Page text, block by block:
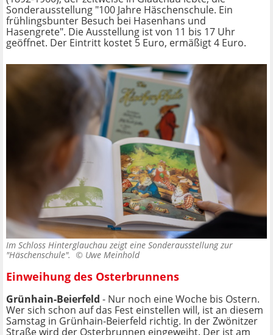
Sonderausstellung "100 Jahre Häschenschule. Ein
frühlingsbunter Besuch bei Hasenhans und
Hasengrete". Die Ausstellung ist von 11 bis 17 Uhr
geöffnet. Der Eintritt kostet 5 Euro, ermäßigt 4 Euro.
Im Schloss Hinterglauchau zeigt eine Sonderausstellung zur
"Häschenschule". © Uwe Meinhold
Einweihung des Osterbrunnens
Grünhain-Beierfeld - Nur noch eine Woche bis Ostern.
Wer sich schon auf das Fest einstellen will, ist an diesem
Samstag in Grünhain-Beierfeld richtig. In der Zwönitzer
Straße wird der Osterbrunnen eingeweiht. Der ist am